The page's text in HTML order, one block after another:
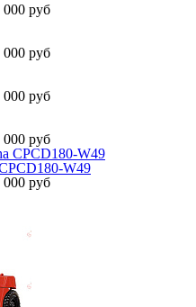
руб
руб
руб
руб
W49
руб